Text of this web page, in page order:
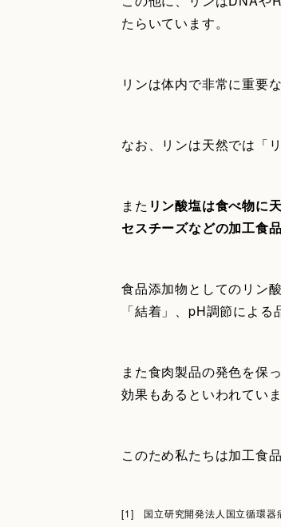
たらいています。
リンは体内で非常に重要
なお、リンは天然では「
また リン酸塩は食べ物に
セスチーズなどの加工食
食品添加物としてのリン
「結着」、pH調節による
また食肉製品の発色を保
効果もあるといわれていま
このため私たちは加工食
[1] 国立研究開発法人国立循環器